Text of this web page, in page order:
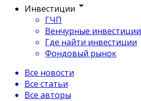
Инвестиции
ГЧП
Венчурные инвестиции
Где найти инвестиции
Фондовый рынок
Все новости
Все статьи
Все авторы